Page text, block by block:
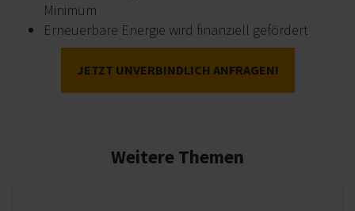
Minimum
Erneuerbare Energie wird finanziell gefördert
JETZT UNVERBINDLICH ANFRAGEN!
Weitere Themen